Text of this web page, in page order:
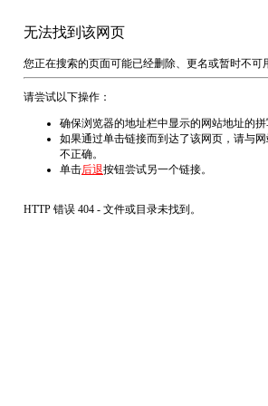
无法找到该网页
您正在搜索的页面可能已经删除、更名或暂时不可
请尝试以下操作：
确保浏览器的地址栏中显示的网站地址的拼
如果通过单击链接而到达了该网页，请与
不正确。
单击后退按钮尝试另一个链接。
HTTP 错误 404 - 文件或目录未找到。